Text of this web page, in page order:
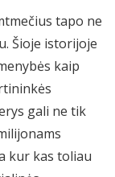
tapo ne
Šioje istorijoje
kaip
gali ne tik
kur kas toliau